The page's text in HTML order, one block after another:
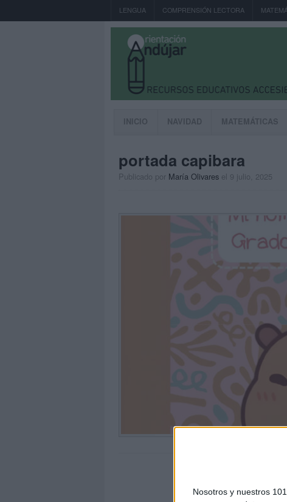
Nosotros y nuestros
LENGUA COMPRENSIÓN LECTORA
INICIO NAVIDAD MATEMÁTICAS
portada capibara
Publicado por María Olivares el 9 julio, 2025